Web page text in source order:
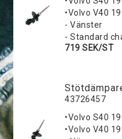
•Volvo V40
- Vänster
- Standard
719 SEK/ST
43726457
•Volvo S40
•Volvo V40